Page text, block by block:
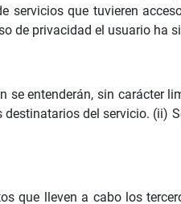
servicios que tuvieren
de privacidad el usuario ha
entenderán, sin
del servicio. (ii)
que lleven a cabo los